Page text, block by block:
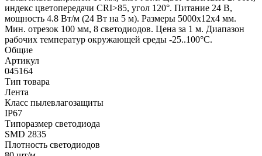
индекс цветопередачи CRI>85, угол 120°. Питание 24 В,
мощность 4.8 Вт/м (24 Вт на 5 м). Размеры 5000x12x4 мм.
Мин. отрезок 100 мм, 8 светодиодов. Цена за 1 м. Диапазон
рабочих температур окружающей среды -25..100°С.
Общие
Артикул
045164
Тип товара
Лента
Класс пылевлагозащиты
IP67
Типоразмер светодиода
SMD 2835
Плотность светодиодов